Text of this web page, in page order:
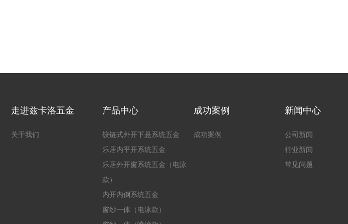
走进兹卡洛五金
关于我们
产品中心
铰链式外开下悬系统五金
乐居内平开系统五金
乐居外开窗系统五金（电泳
款）
内开内倒系统五金
窗纱一体（电泳款）
成功案例
成功案例
新闻中心
公司新闻
行业新闻
常见问题